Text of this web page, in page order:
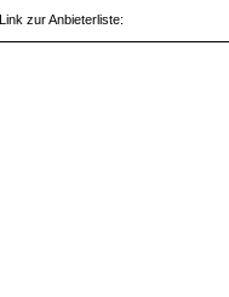
Link zur Anbieterliste: